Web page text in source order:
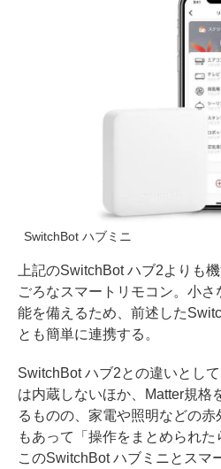
SwitchBot ハブミニ
上記のSwitchBot ハブ2よりも
ごろなスマートリモコン。小
能を備えるため、前述した
とも簡単に連携する。
SwitchBot ハブ2との違いとし
は内蔵しないほか、Matter規格
るものの、家電や照明などの赤
もあって「操作をまとめられ
このSwitchBot ハブミニとスマ